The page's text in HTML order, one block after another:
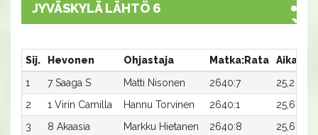
JYVÄSKYLÄ LÄHTÖ 6
Sij. Hevonen Ohjastaja Matka:Rata Aika
1
7 Saaga S Matti Nisonen 2640:7 25,2
2
1 Virin Camilla Hannu Torvinen 2640:1 25,6
3
8 Akaasia Markku Hietanen 2640:8 25,6